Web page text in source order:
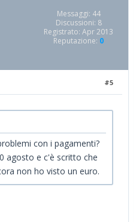
Messaggi: 44
Discussioni: 8
Registrato: Apr 2013
Reputazione: 0
#5
con i pagamenti?
agosto e c'è scritto che
non ho visto un euro.